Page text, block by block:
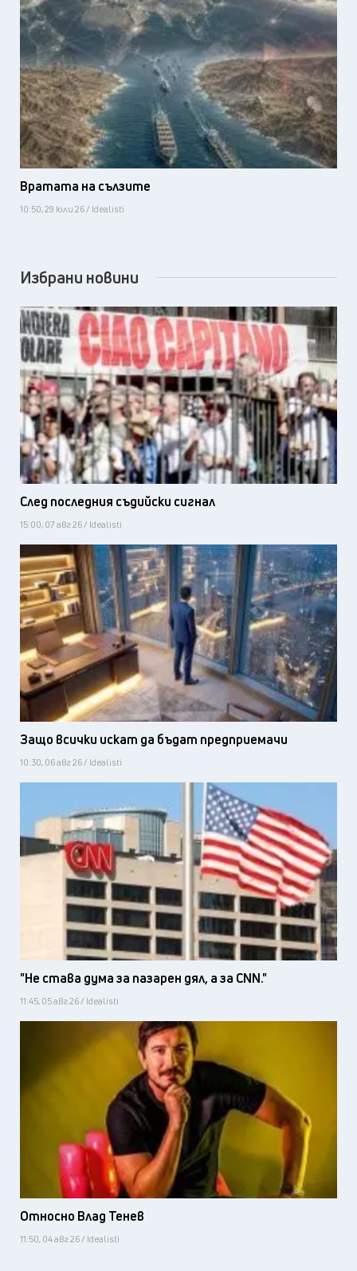
Вратата на сълзите
10:50, 29 юли 26 / Idealisti
Избрани новини
След последния съдийски сигнал
15:00, 07 авг 26 / Idealisti
Защо всички искат да бъдат предприемачи
10:30, 06 авг 26 / Idealisti
"Не става дума за пазарен дял, а за CNN."
11:45, 05 авг 26 / Idealisti
Относно Влад Тенев
11:50, 04 авг 26 / Idealisti